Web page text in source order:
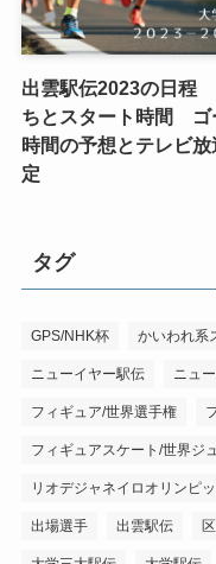
出雲駅伝2023の日程
ちとスタート時間 ゴ
時間の予想とテレビ放
定
タグ
GPS/NHK杯 かいわれ系
ニューイヤー駅伝 ニュ
フィギュア/世界選手権
フィギュアスケート/世界ジ
リオデジャネイロオリンピ
出場選手 出雲駅伝